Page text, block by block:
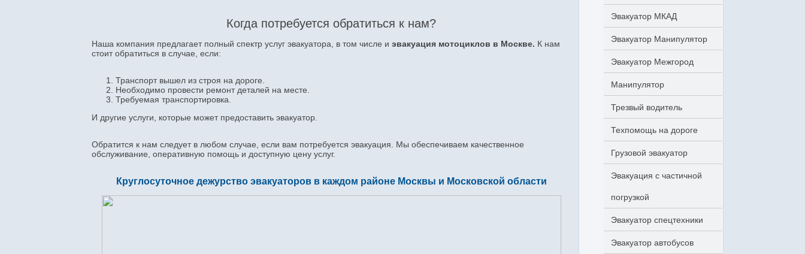
Когда потребуется обратиться к нам?
Наша компания предлагает полный спектр услуг эвакуатора, в том числе и эвакуация мотоциклов в Москве. К нам
стоит обратиться в случае, если:
Транспорт вышел из строя на дороге.
Необходимо провести ремонт деталей на месте.
Требуемая транспортировка.
И другие услуги, которые может предоставить эвакуатор.
Обратится к нам следует в любом случае, если вам потребуется эвакуация. Мы обеспечиваем качественное
обслуживание, оперативную помощь и доступную цену услуг.
Круглосуточное дежурство эвакуаторов в каждом районе Москвы и Московской области
Эвакуатор МКАД
Эвакуатор Манипулятор
Эвакуатор Межгород
Манипулятор
Трезвый водитель
Техпомощь на дороге
Грузовой эвакуатор
Эвакуация с частичной
погрузкой
Эвакуатор спецтехники
Эвакуатор автобусов